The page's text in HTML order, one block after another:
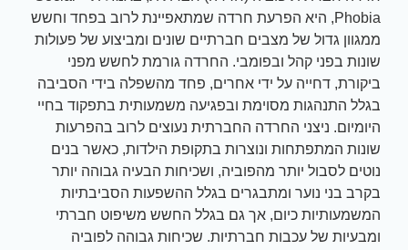
Phobia, היא הפרעת חרדה שמתאפיינת לרוב בפחד וחשש
ממגוון גדול של מצבים חברתיים שונים ומביצוע של פעולות
שונות בפני קהל ובפומבי. החרדה גורמת לחשש מפני
ביקורת, דחייה על ידי אחרים, פחד מהשפלה בידי הסביבה
בגלל התנהגות מסוימת ובפגיעה משמעותית בתפקוד בחיי
היומיום. ניצני החרדה החברתית נעוצים לרוב בהפרעות
שונות המתפתחות ונוצרות בתקופת הילדות, כאשר בנים
נוטים לסבול יותר מהפוביה, ושכיחות הבעיה גבוהה יותר
בקרב בני נוער ומתבגרים בגלל ההשפעות הסביבתיות
המשמעותיות כיום, אך גם בגלל החשש משיפוט חברתי
ומבעיות של עכבות חברתיות. שכיחות גבוהה לפוביה